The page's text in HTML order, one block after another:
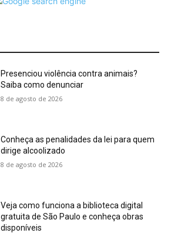
Presenciou violência contra animais?
Saiba como denunciar
8 de agosto de 2026
Conheça as penalidades da lei para quem
dirige alcoolizado
8 de agosto de 2026
Veja como funciona a biblioteca digital
gratuita de São Paulo e conheça obras
disponíveis